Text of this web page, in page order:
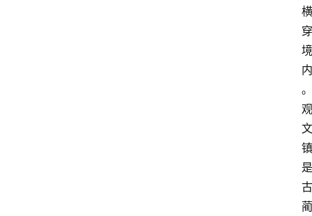
横
穿
境
内
。
观
文
镇
是
古
蔺